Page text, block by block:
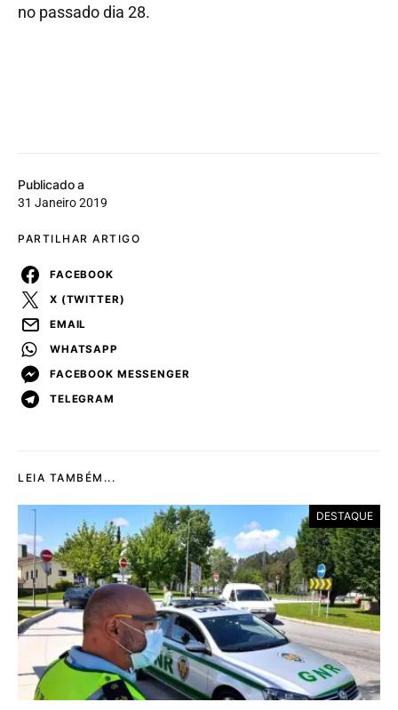
Publicado a
31 Janeiro 2019
PARTILHAR ARTIGO
FACEBOOK
X (TWITTER)
EMAIL
WHATSAPP
FACEBOOK MESSENGER
TELEGRAM
no passado dia 28.
LEIA TAMBÉM...
DESTAQUE